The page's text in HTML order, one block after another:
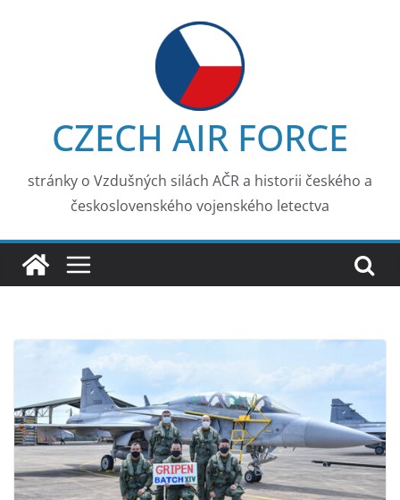
CZECH AIR FORCE
stránky o Vzdušných silách AČR a historii českého a
československého vojenského letectva